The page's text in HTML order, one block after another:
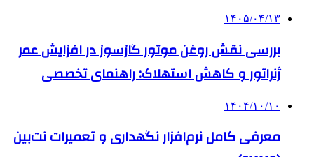
۱۴۰۵/۰۴/۱۳
بررسی نقش روغن موتور گازسوز در افزایش عمر
ژنراتور و کاهش استهلاک: راهنمای تخصصی
۱۴۰۴/۱۰/۱۰
معرفی کامل نرم‌افزار نگهداری و تعمیرات نت‌بین